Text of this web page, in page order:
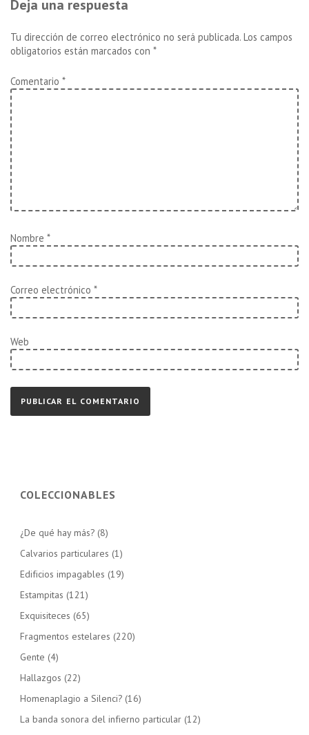
Deja una respuesta
Tu dirección de correo electrónico no será publicada. Los campos
obligatorios están marcados con *
Comentario *
Nombre *
Correo electrónico *
Web
COLECCIONABLES
¿De qué hay más? (8)
Calvarios particulares (1)
Edificios impagables (19)
Estampitas (121)
Exquisiteces (65)
Fragmentos estelares (220)
Gente (4)
Hallazgos (22)
Homenaplagio a Silenci? (16)
La banda sonora del infierno particular (12)